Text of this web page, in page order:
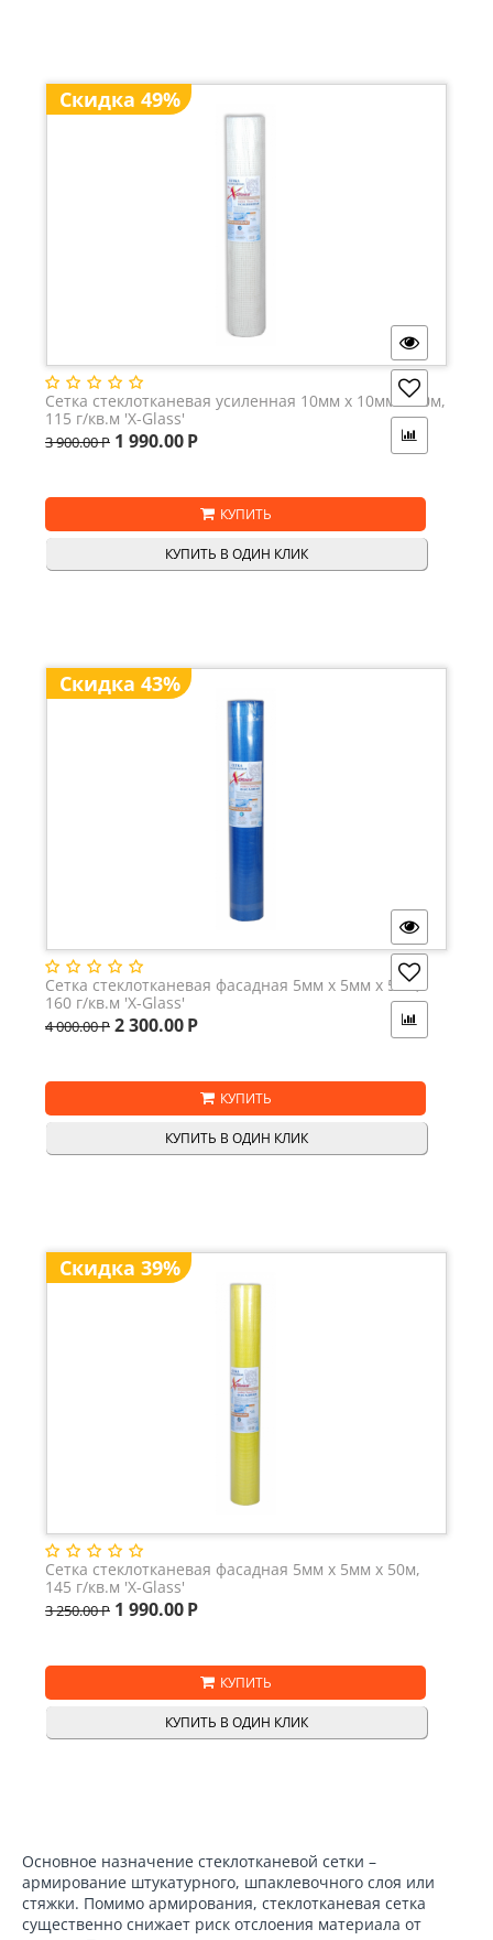
Скидка 49%
Сетка стеклотканевая усиленная 10мм х 10мм х 50м,
115 г/кв.м 'X-Glass'
3 900.00Р 1 990.00Р
КУПИТЬ
КУПИТЬ В ОДИН КЛИК
Скидка 43%
Сетка стеклотканевая фасадная 5мм х 5мм х 50м,
160 г/кв.м 'X-Glass'
4 000.00Р 2 300.00Р
КУПИТЬ
КУПИТЬ В ОДИН КЛИК
Скидка 39%
Сетка стеклотканевая фасадная 5мм х 5мм х 50м,
145 г/кв.м 'X-Glass'
3 250.00Р 1 990.00Р
КУПИТЬ
КУПИТЬ В ОДИН КЛИК
Основное назначение стеклотканевой сетки –
армирование штукатурного, шпаклевочного слоя или
стяжки. Помимо армирования, стеклотканевая сетка
существенно снижает риск отслоения материала от